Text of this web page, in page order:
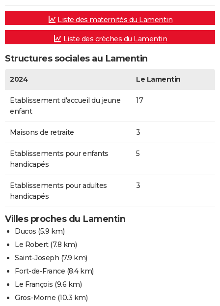
Liste des maternités du Lamentin
Liste des crèches du Lamentin
Structures sociales au Lamentin
2024 Le Lamentin
Etablissement d'accueil du jeune
enfant
17
Maisons de retraite 3
Etablissements pour enfants
handicapés
5
Etablissements pour adultes
handicapés
3
Villes proches du Lamentin
Ducos (5.9 km)
Le Robert(7.8 km)
Saint-Joseph (7.9 km)
Fort-de-France (8.4 km)
Le François (9.6 km)
Gros-Morne (10.3 km)